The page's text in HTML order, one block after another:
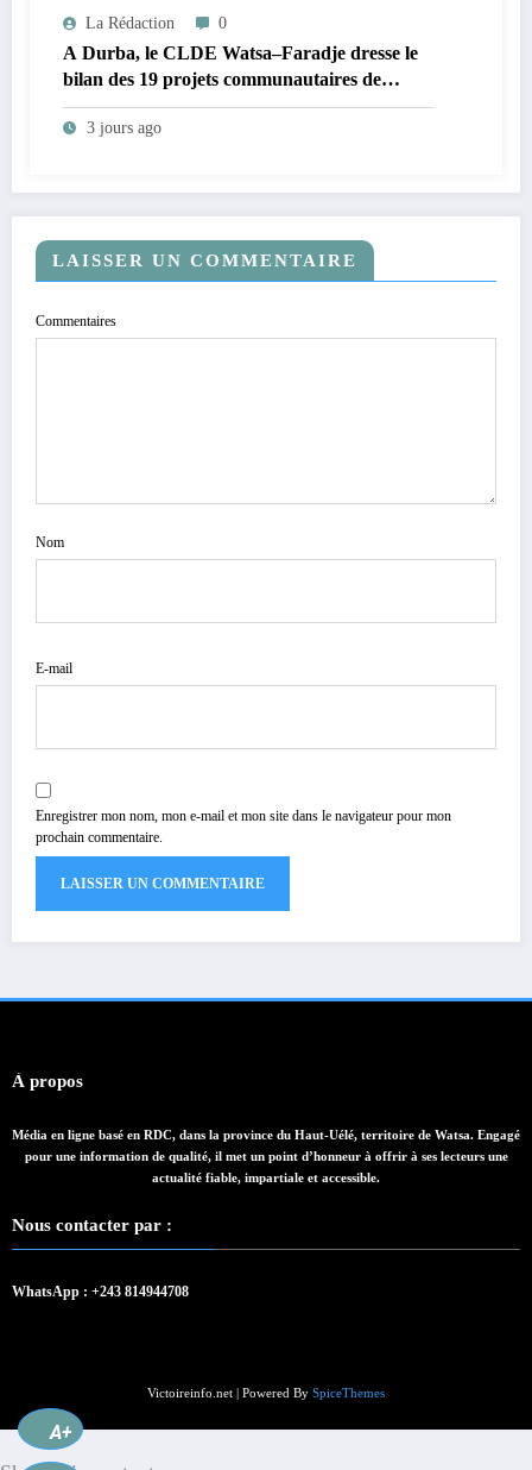
La Rédaction 0
A Durba, le CLDE Watsa–Faradje dresse le
bilan des 19 projets communautaires de
cahier de charge signé avec KGM S.A et
prépare le deuxième quinquennat
3 jours ago
LAISSER UN COMMENTAIRE
Commentaires
Nom
E-mail
Enregistrer mon nom, mon e-mail et mon site dans le navigateur pour mon
prochain commentaire.
À propos
Média en ligne basé en RDC, dans la province du Haut-Uélé, territoire de Watsa. Engagé
pour une information de qualité, il met un point d’honneur à offrir à ses lecteurs une
actualité fiable, impartiale et accessible.
Nous contacter par :
WhatsApp : +243 814944708
Victoireinfo.net | Powered By SpiceThemes
A+